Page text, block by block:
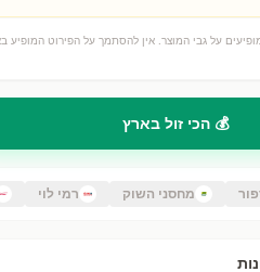
על גבי המוצר. אין להסתמך על הפירוט
💰 הכי זול בארץ
מחסני השוק רמי לוי